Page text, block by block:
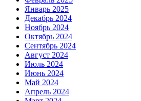
Январь 2025
Декабрь 2024
Ноябрь 2024
Октябрь 2024
Сентябрь 2024
Август 2024
Июль 2024
Июнь 2024
Май 2024
Апрель 2024